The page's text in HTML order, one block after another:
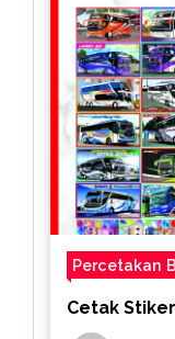
Percetakan
Cetak Stiker